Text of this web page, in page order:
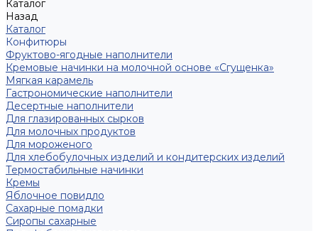
Каталог
Назад
Каталог
Конфитюры
Фруктово-ягодные наполнители
Кремовые начинки на молочной основе «Сгущенка»
Мягкая карамель
Гастрономические наполнители
Десертные наполнители
Для глазированных сырков
Для молочных продуктов
Для мороженого
Для хлебобулочных изделий и кондитерских изделий
Термостабильные начинки
Кремы
Яблочное повидло
Сахарные помадки
Сиропы сахарные